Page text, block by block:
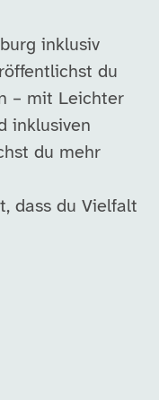
inklusiv
du
– mit Leichter
inklusiven
du mehr
dass du Vielfalt